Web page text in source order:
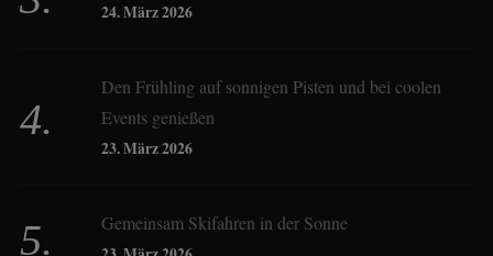
Derk Hoberg
Dominique Schroller
24. März 2026
Den Frühling auf sonnigen Pisten und bei coolen
Events genießen
23. März 2026
Gemeinsam Skifahren in der Sonne